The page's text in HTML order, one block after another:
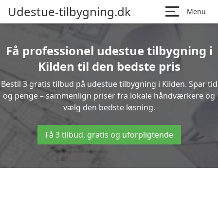
Udestue-tilbygning.dk Menu
Få professionel udestue tilbygning i
Kilden til den bedste pris
Bestil 3 gratis tilbud på udestue tilbygning i Kilden. Spar tid
og penge – sammenlign priser fra lokale håndværkere og
vælg den bedste løsning.
Få 3 tilbud, gratis og uforpligtende